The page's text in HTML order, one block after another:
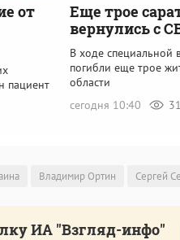
от
пациент
Еще трое
вернулись с
В ходе специальной
погибли еще трое
области
сегодня 10:40
Владимир Ортин Сергей
ИА "Взгляд-инфо"